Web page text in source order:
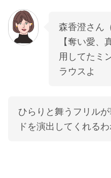
森香澄さん
【奪い愛、
用してたミ
ラウスよ
ひらりと舞うフリル
ドを演出してくれる